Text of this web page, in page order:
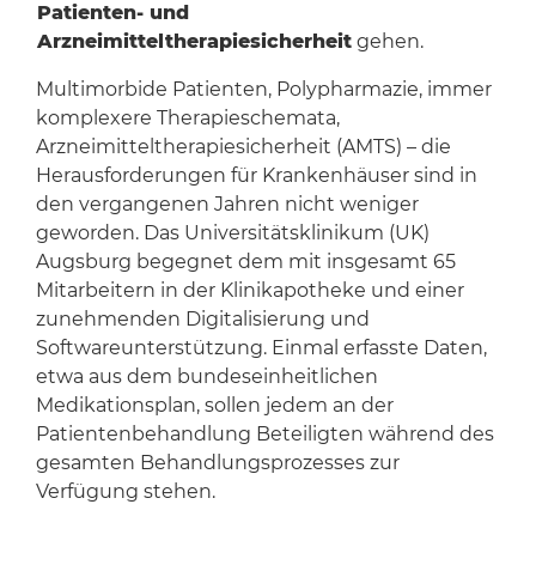
Patienten- und
Arzneimitteltherapiesicherheit gehen.
Multimorbide Patienten, Polypharmazie, immer
komplexere Therapieschemata,
Arzneimitteltherapiesicherheit (AMTS) – die
Herausforderungen für Krankenhäuser sind in
den vergangenen Jahren nicht weniger
geworden. Das Universitätsklinikum (UK)
Augsburg begegnet dem mit insgesamt 65
Mitarbeitern in der Klinikapotheke und einer
zunehmenden Digitalisierung und
Softwareunterstützung. Einmal erfasste Daten,
etwa aus dem bundeseinheitlichen
Medikationsplan, sollen jedem an der
Patientenbehandlung Beteiligten während des
gesamten Behandlungsprozesses zur
Verfügung stehen.